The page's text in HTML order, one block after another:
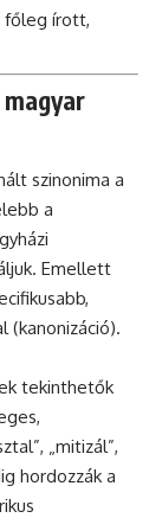
főleg írott,
szinonima a
a
Emellett
(kanonizáció).
tekinthetők
„mitizál”,
hordozzák a